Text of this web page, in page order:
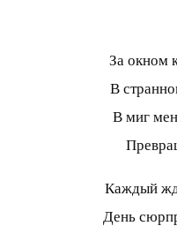
За окном
В
В миг
Каждый
День